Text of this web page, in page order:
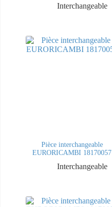
Interchangeable
Pièce interchangeable
EURORICAMBI 18170057
Interchangeable